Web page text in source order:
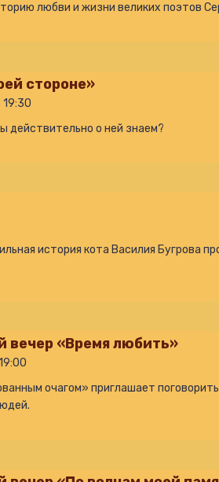
любви и жизни великих поэтов
стороне»
действительно о ней знаем?
история кота Василия Бугрова
вечер «Время любить»
очагом» приглашает